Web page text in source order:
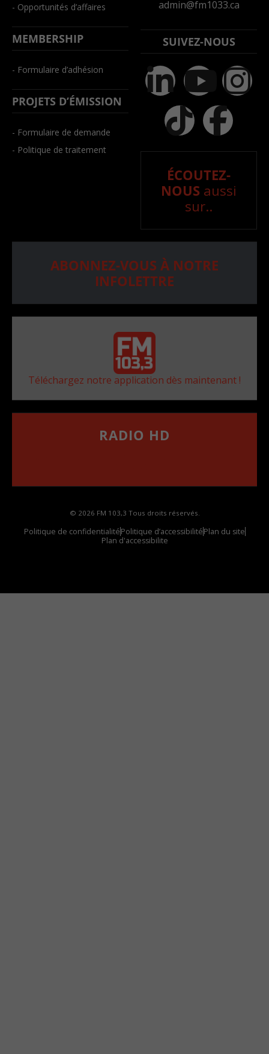
- Opportunités d’affaires
MEMBERSHIP
- Formulaire d’adhésion
PROJETS D’ÉMISSION
- Formulaire de demande
- Politique de traitement
admin@fm1033.ca
SUIVEZ-NOUS
ÉCOUTEZ-
NOUS aussi
sur..
ABONNEZ-VOUS À NOTRE
INFOLETTRE
Téléchargez notre application dès maintenant !
RADIO HD
© 2026 FM 103,3 Tous droits réservés.
Politique de confidentialitéPolitique d’accessibilitéPlan du site
Plan d'accessibilite